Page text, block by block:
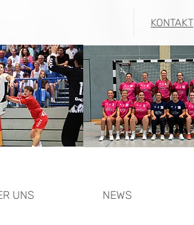
KONTAKT
UNS NEWS